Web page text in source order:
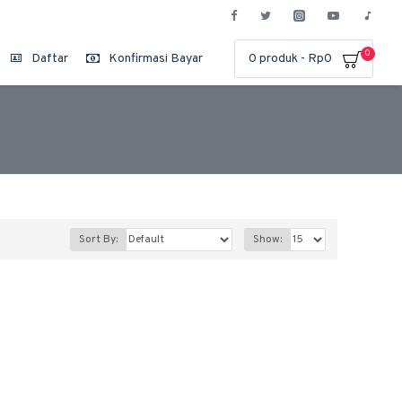
Daftar Konfirmasi Bayar 0 produk - Rp0 0
Sort By: Show: